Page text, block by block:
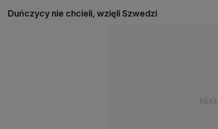
Duńczycy nie chcieli, wzięli Szwedzi